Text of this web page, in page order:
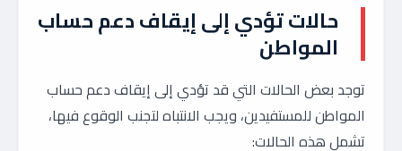
حالات تؤدي إلى إيقاف دعم حساب
المواطن
توجد بعض الحالات التي قد تؤدي إلى إيقاف دعم حساب
المواطن للمستفيدين، ويجب الانتباه لتجنب الوقوع فيها،
تشمل هذه الحالات: